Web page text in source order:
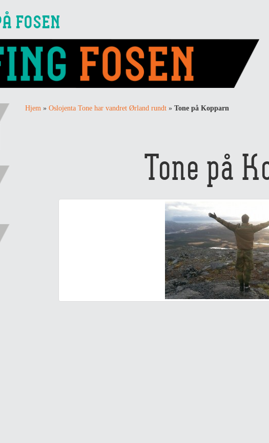
FOSEN
Hjem» Oslojenta Tone har vandret Ørland rundt» Tone på Kopparn
Tone på